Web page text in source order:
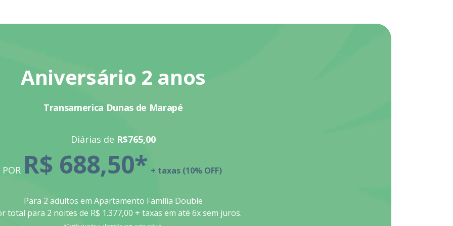
Aniversário 2 anos
Transamerica Dunas de Marapé
Diárias de R$765,00
POR R$ 688,50* + taxas (10% OFF)
Para 2 adultos em Apartamento Família Double
total para 2 noites de R$ 1.377,00 + taxas em até 6x sem juros.